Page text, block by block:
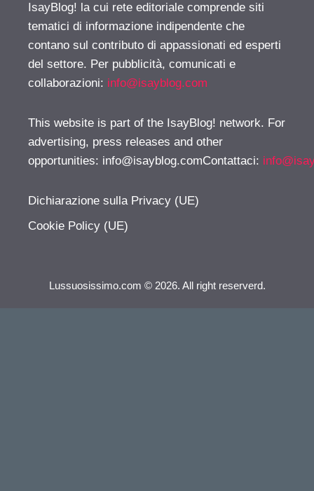
IsayBlog! la cui rete editoriale comprende siti
tematici di informazione indipendente che
contano sul contributo di appassionati ed esperti
del settore. Per pubblicità, comunicati e
collaborazioni: info@isayblog.com
This website is part of the IsayBlog! network. For
advertising, press releases and other
opportunities: info@isayblog.comContattaci:
Dichiarazione sulla Privacy (UE)
Cookie Policy (UE)
Lussuosissimo.com © 2026. All right reserverd.